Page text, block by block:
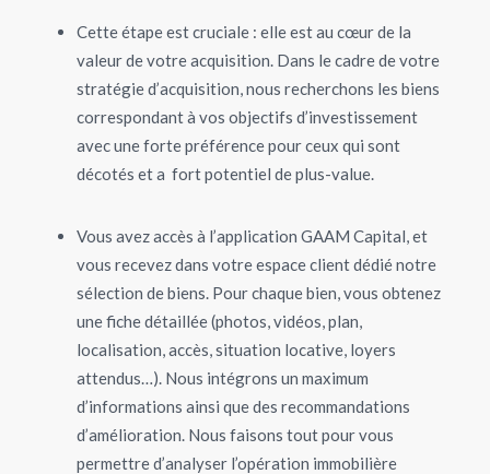
Cette étape est cruciale : elle est au cœur de la
valeur de votre acquisition. Dans le cadre de votre
stratégie d’acquisition, nous recherchons les biens
correspondant à vos objectifs d’investissement
avec une forte préférence pour ceux qui sont
décotés et a fort potentiel de plus-value.
Vous avez accès à l’application GAAM Capital, et
vous recevez dans votre espace client dédié notre
sélection de biens. Pour chaque bien, vous obtenez
une fiche détaillée (photos, vidéos, plan,
localisation, accès, situation locative, loyers
attendus…). Nous intégrons un maximum
d’informations ainsi que des recommandations
d’amélioration. Nous faisons tout pour vous
permettre d’analyser l’opération immobilière